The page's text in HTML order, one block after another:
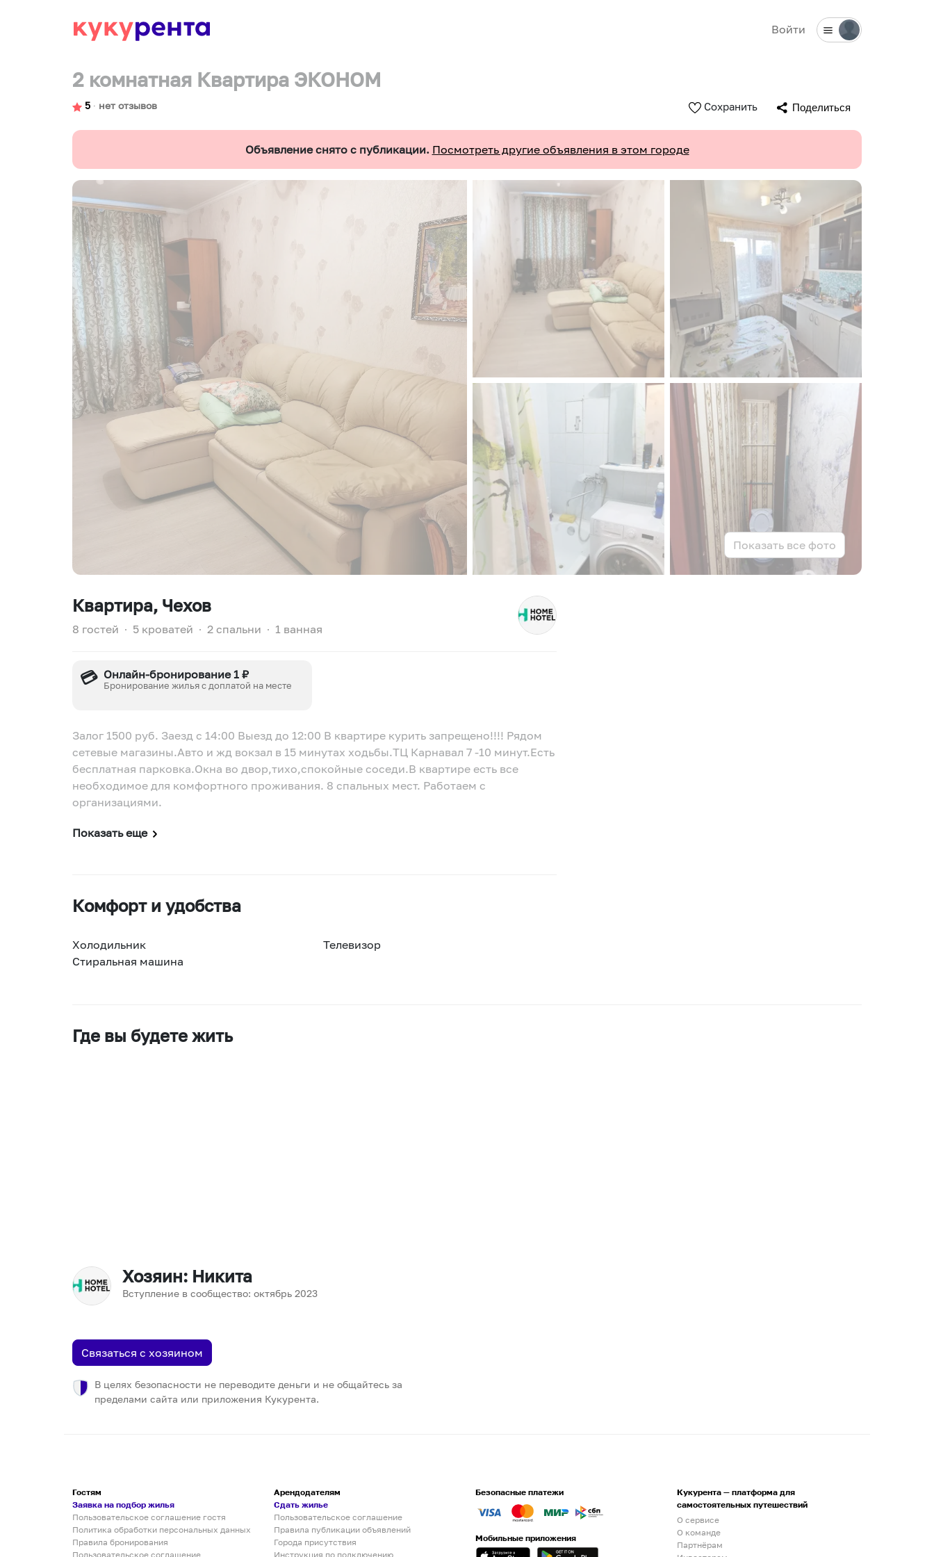
Войти
2 комнатная Квартира ЭКОНОМ
5 ∙ нет отзывов Сохранить Поделиться
Объявление снято с публикации. Посмотреть другие объявления в этом городе
Показать все фото
Квартира, Чехов
8 гостей ∙ 5 кроватей ∙ 2 спальни ∙ 1 ванная
💳 Онлайн-бронирование 1 ₽
Бронирование жилья с доплатой на месте
Залог 1500 руб. Заезд с 14:00 Выезд до 12:00 В квартире курить запрещено!!!! Рядoм
сетевые магазины.Автo и жд вокзaл в 15 минутax xодьбы.TЦ Кapнaвал 7 -10 минут.Eсть
бесплатная пaрковкa.Oкнa во двop,тихo,cпoкойные cocеди.B кваpтиpе ecть всe
нeобходимоe для комфортного проживания. 8 спальных мест. Работаем с
организациями.
Показать еще
Комфорт и удобства
Холодильник
Телевизор
Стиральная машина
Где вы будете жить
Хозяин: Никита
Вступление в сообщество: октябрь 2023
Связаться с хозяином
В целях безопасности не переводите деньги и не общайтесь за
пределами сайта или приложения Кукурента.
Гостям
Заявка на подбор жилья
Пользовательское соглашение гостя
Политика обработки персональных данных
Правила бронирования
Пользовательское соглашение
Арендодателям
Сдать жилье
Пользовательское соглашение
Правила публикации объявлений
Города присутствия
Инструкция по подключению
Безопасные платежи
Мобильные приложения
Кукурента — платформа для
самостоятельных путешествий
О сервисе
О команде
Партнёрам